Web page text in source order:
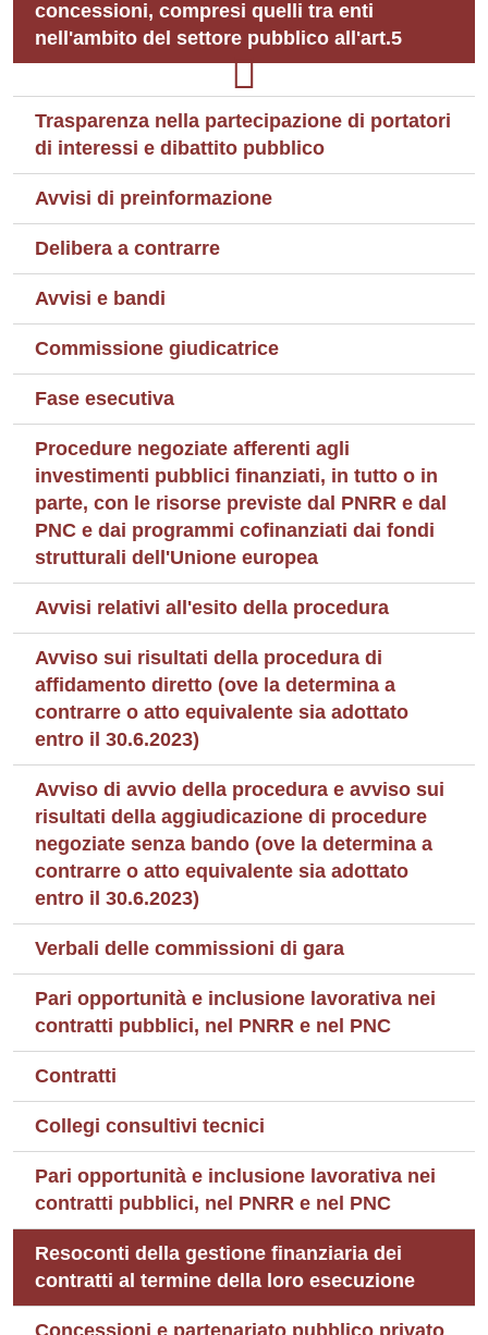
concessioni, compresi quelli tra enti
nell'ambito del settore pubblico all'art.5
Trasparenza nella partecipazione di portatori
di interessi e dibattito pubblico
Avvisi di preinformazione
Delibera a contrarre
Avvisi e bandi
Commissione giudicatrice
Fase esecutiva
Procedure negoziate afferenti agli
investimenti pubblici finanziati, in tutto o in
parte, con le risorse previste dal PNRR e dal
PNC e dai programmi cofinanziati dai fondi
strutturali dell'Unione europea
Avvisi relativi all'esito della procedura
Avviso sui risultati della procedura di
affidamento diretto (ove la determina a
contrarre o atto equivalente sia adottato
entro il 30.6.2023)
Avviso di avvio della procedura e avviso sui
risultati della aggiudicazione di procedure
negoziate senza bando (ove la determina a
contrarre o atto equivalente sia adottato
entro il 30.6.2023)
Verbali delle commissioni di gara
Pari opportunità e inclusione lavorativa nei
contratti pubblici, nel PNRR e nel PNC
Contratti
Collegi consultivi tecnici
Pari opportunità e inclusione lavorativa nei
contratti pubblici, nel PNRR e nel PNC
Resoconti della gestione finanziaria dei
contratti al termine della loro esecuzione
Concessioni e partenariato pubblico privato